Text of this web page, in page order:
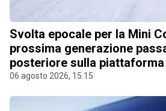
Svolta epocale per la Mini
prossima generazione
posteriore sulla piattaforma
06 agosto 2026, 15.15